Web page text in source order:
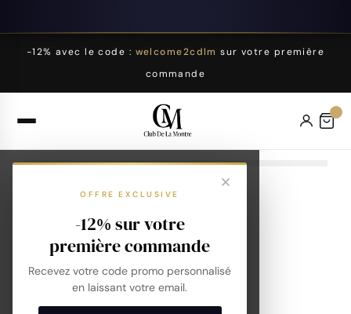
-12% avec le code : welcome2cdlm sur votre première
commande
OFFRE EXCLUSIVE
-12% sur votre
première commande
Recevez votre code promo personnalisé
en laissant votre email.